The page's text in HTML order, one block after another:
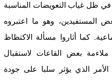
ظل غياب التعويضات المناسبة
المستفيدين، وهو ما اعتبروه
كما أثاروا مسألة الاكتظاظ
بعض القاعات لاستقبال
الأمر الذي يؤثر سلبا على جودة